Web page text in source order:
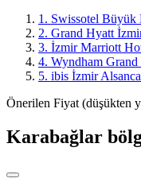
1. Swissotel Büyük
2. Grand Hyatt
3. İzmir Marriott
4. Wyndham
5. ibis İzmir
Önerilen Fiyat (düşükten
Karabağlar